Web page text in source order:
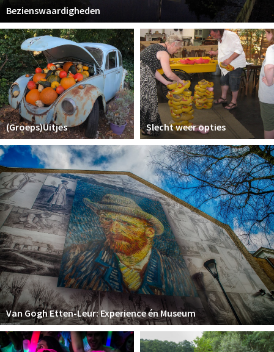
Bezienswaardigheden
(Groeps)Uitjes Slecht weer opties
Van Gogh Etten-Leur: Experience én Museum